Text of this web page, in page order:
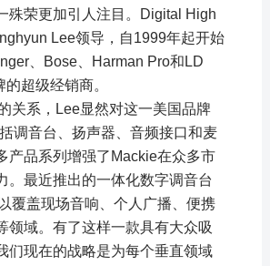
殊荣更加引人注目。Digital High
Lee领导，自1999年起开始
、Bose、Harman Pro和LD
超级经销商。
关系，Lee显然对这一美国品牌
调音台、扬声器、音频接口和麦
产品系列增强了Mackie在众多市
。最近推出的一体化数字调音台
覆盖现场音响、个人广播、便携
领域。有了这样一款具有大众吸
们现在的战略是为每个垂直领域